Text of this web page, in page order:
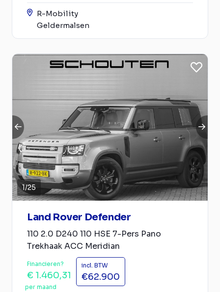
R-Mobility
Geldermalsen
1/25
Land Rover Defender
110 2.0 D240 110 HSE 7-Pers Pano
Trekhaak ACC Meridian
Financieren?
€ 1.460,31
per maand
incl. BTW
€62.900